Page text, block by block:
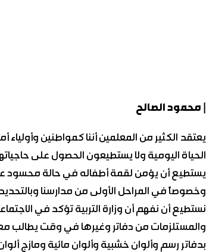
| محمود الصالح
يعتقد الكثير من المعلمين أننا كمواطنين
الحياة اليومية ولا يستطيعون الحصول على
يستطيع أن يؤمن لقمة أطفاله في حالة محسود
وخصوصاً في المراحل الأولى من مدارسنا
نستطيع أن نفهم أن وزارة التربية تؤكد في
والمستلزمات من دفاتر وغيرها في وقت يطالب
بدفاتر رسم وألوان خشبية وألوان مائية ومازج